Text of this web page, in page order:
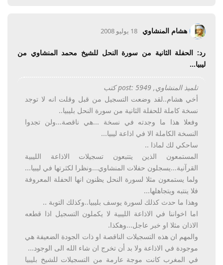
هشام المنشاوي 18 يوليو 2008
رد: الحفلة الثانية من سورة النحل للشيخ محمد المنشاوي من
ليبيا...
تلميذ المنشاوي, post: 5949 كتب
أخي هشام..لقد وضعت التسجيل من قبل وقلت انه لا توجد
نسخة كاملة للحفلة الثانية من سورة النحل بليبيا..
وفعلا هذا ما وجدته في نسخة ...هي ناقصة...ولن تجدوا
النسخة الكاملة الا في اذاعة ليبيا...
ساحكي لك لماذا ..
المستمعون الذين يتتبعون تسجيلات الاذاعة الليبية
القرآنية...يسجلون حفلات المنشاوي...ونظرا لكثرتها في ليبيا...
ولما يستمعون مثلا لسورة النحل يظنون انها الحفلة المعروفة
فلا ينتبه ويتجاهلها...
وهذا ما حدث كذلك لسورة يوسف بليبيا..وكذلك التوبة ..
اما اخواننا في الاذاعة الليبية لا يكملون التسجيل اذا قطعه
الاذان مثلا او خبر عاجل...وهكذا.
والمهم ان هذه التسجيلات الناقصة او ذات الجودة الضعيفة هي
موجودة في الاذاعة ولا بد أن تخرج ان شاء الله الى الوجود...
في المغرب كانت موجة عارمة من التسجيلات للشيخ بليبيا